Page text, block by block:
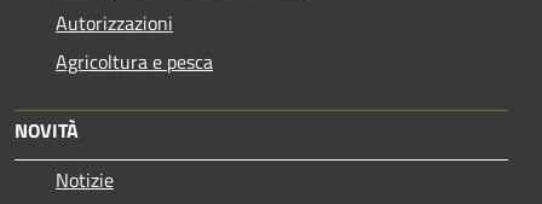
Autorizzazioni
Agricoltura e pesca
NOVITÀ
Notizie